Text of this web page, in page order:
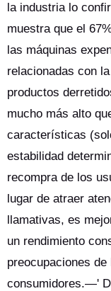
la industria lo
muestra que el
las máquinas
relacionadas con
productos
mucho más alto
características
estabilidad
recompra de los
lugar de atraer
llamativas, es
un rendimiento
preocupaciones
consumidores.—'